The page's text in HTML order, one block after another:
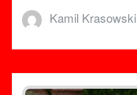
Kamil Krasowski